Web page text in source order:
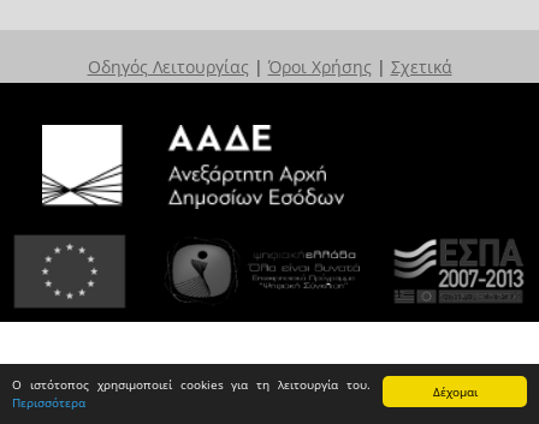
Δέχομαι
Ο ιστότοπος χρησιμοποιεί cookies για τη λειτουργία του.
Περισσότερα
Οδηγός Λειτουργίας | Όροι Χρήσης | Σχετικά